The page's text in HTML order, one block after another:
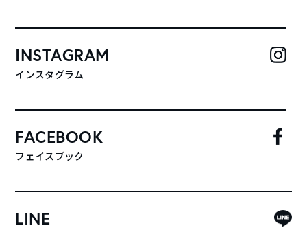
INSTAGRAM
インスタグラム
FACEBOOK
フェイスブック
LINE